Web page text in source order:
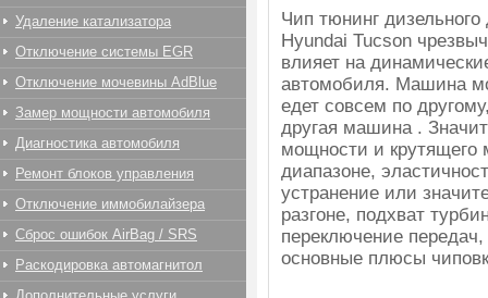
Чип тюнинг дизельного
Hyundai Tucson
влияет на
автомобиля. Машина
едет совсем по
другая машина .
мощности и крутящего
диапазоне,
устранение или
разгоне, подхват
переключение
основные плюсы
Удаление катализатора
Отключение системы EGR
Отключение мочевины AdBlue
Замер мощности автомобиля
Диагностика автомобиля
Ремонт блоков управления
Отключение иммобилайзера
Сброс ошибок AirBag / SRS
Раскодировка автомагнитол